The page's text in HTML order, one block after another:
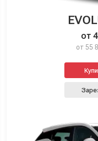
от
от 55